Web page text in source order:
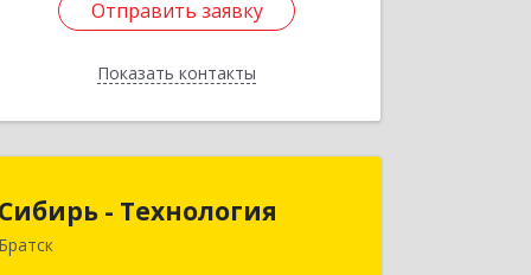
Отправить заявку
Показать контакты
Отправить заявку
Назад
Сибирь - Технология
Братск